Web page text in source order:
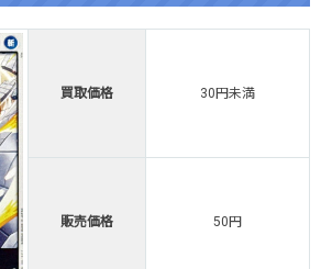
買取価格 30円未満
販売価格 50円